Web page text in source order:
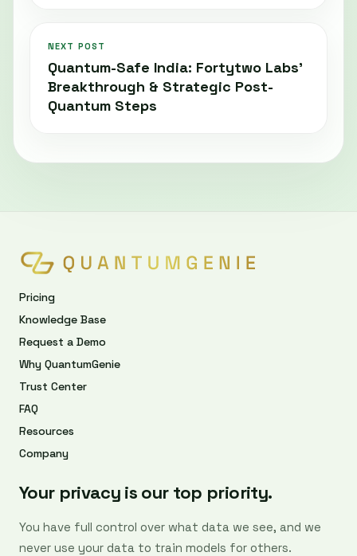
NEXT POST
Quantum-Safe India: Fortytwo Labs'
Breakthrough & Strategic Post-
Quantum Steps
Pricing
Knowledge Base
Request a Demo
Why QuantumGenie
Trust Center
FAQ
Resources
Company
Your privacy is our top priority.
You have full control over what data we see, and we
never use your data to train models for others.